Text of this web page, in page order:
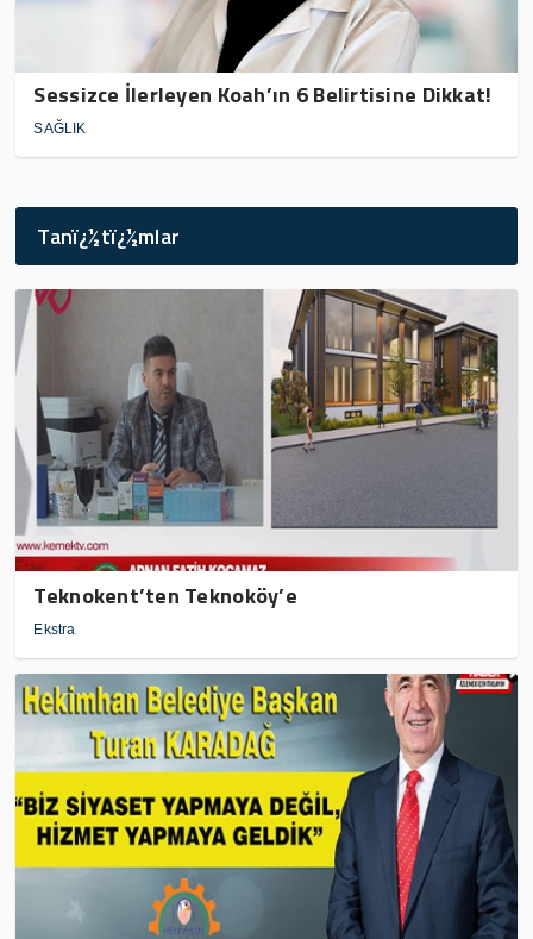
Sessizce İlerleyen Koah’ın 6 Belirtisine Dikkat!
SAĞLIK
Tanï¿½tï¿½mlar
Teknokent’ten Teknoköy’e
Ekstra